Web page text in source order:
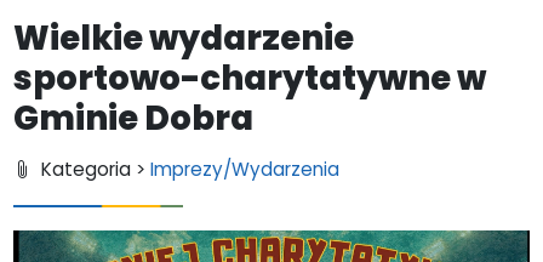
Wielkie wydarzenie
sportowo-charytatywne w
Gminie Dobra
Kategoria >Imprezy/Wydarzenia